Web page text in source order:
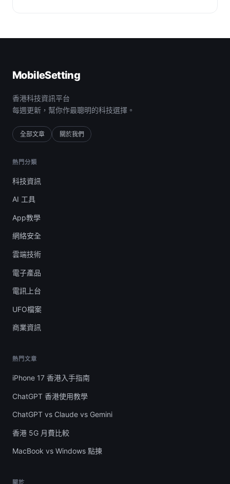
MobileSetting
香港科技資訊平台
每週更新，幫你作最聰明的科技選擇。
全部文章 關於我們
熱門分類
科技資訊
AI 工具
App教學
網絡安全
雲端技術
電子產品
電訊上台
UFO檔案
商業資訊
熱門文章
iPhone 17 香港入手指南
ChatGPT 香港使用教學
ChatGPT vs Claude vs Gemini
香港 5G 月費比較
MacBook vs Windows 點揀
關於